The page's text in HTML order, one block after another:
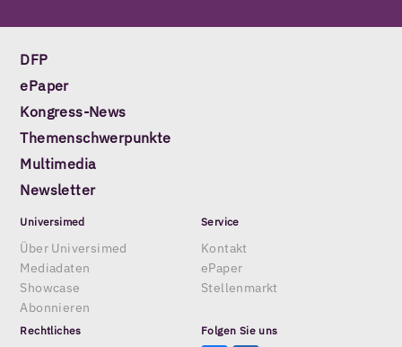
DFP
ePaper
Kongress-News
Themenschwerpunkte
Multimedia
Newsletter
Universimed
Über Universimed
Mediadaten
Showcase
Abonnieren
Service
Kontakt
ePaper
Stellenmarkt
Rechtliches Folgen Sie uns